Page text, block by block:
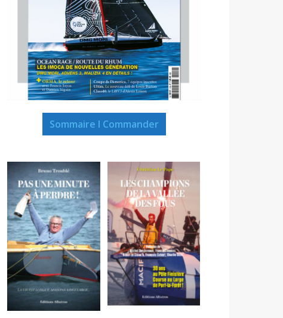
Sommaire I Commander